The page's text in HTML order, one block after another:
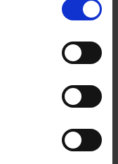
o
sia dovuta
proverbiali
di aule e